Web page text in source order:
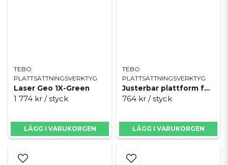
viktigt att regelbundet torka av laserfönstren med en mjuk
mikrofiberduk så att dammpartiklar inte bryter eller försvagar
ljusstrålen.
kakellagret.se
laserinstrument som uppfyller de allra högsta kraven på både
TEBO
PLATTSÄTTNINGSVERKTYG
Laser Geo 1X-Green
1 774 kr / styck
LÄGG I VARUKORGEN
TEBO
PLATTSÄTTNINGSVERKTYG
Justerbar plattform för laser
764 kr / styck
LÄGG I VARUKORGEN